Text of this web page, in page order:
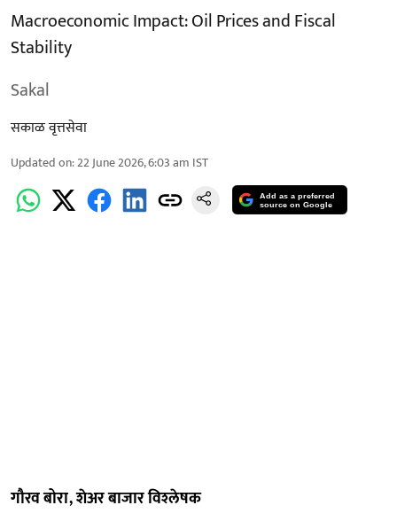
Macroeconomic Impact: Oil Prices and Fiscal
Stability
Sakal
सकाळ वृत्तसेवा
Updated on:22 June 2026, 6:03 am IST
Add as a preferred
source on Google
गौरव बोरा, शेअर बाजार विश्‍लेषक